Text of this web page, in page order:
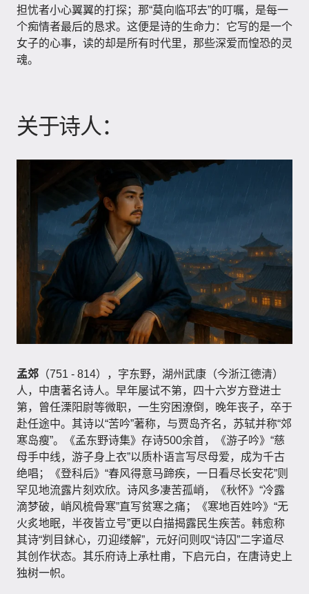
担忧者小心翼翼的打探；那“莫向临邛去”的叮嘱，是每一
个痴情者最后的恳求。这便是诗的生命力：它写的是一个
女子的心事，读的却是所有时代里，那些深爱而惶恐的灵
魂。
关于诗人：
孟郊 （751 - 814），字东野，湖州武康（今浙江德清）
人，中唐著名诗人。早年屡试不第，四十六岁方登进士
第，曾任溧阳尉等微职，一生穷困潦倒，晚年丧子，卒于
赴任途中。其诗以“苦吟”著称，与贾岛齐名，苏轼并称“郊
寒岛瘦”。《孟东野诗集》存诗500余首，《游子吟》“慈
母手中线，游子身上衣”以质朴语言写尽母爱，成为千古
绝唱；《登科后》“春风得意马蹄疾，一日看尽长安花”则
罕见地流露片刻欢欣。诗风多凄苦孤峭，《秋怀》“冷露
滴梦破，峭风梳骨寒”直写贫寒之痛；《寒地百姓吟》“无
火炙地眠，半夜皆立号”更以白描揭露民生疾苦。韩愈称
其诗“刿目鉥心，刃迎缕解”，元好问则叹“诗囚”二字道尽
其创作状态。其乐府诗上承杜甫，下启元白，在唐诗史上
独树一帜。